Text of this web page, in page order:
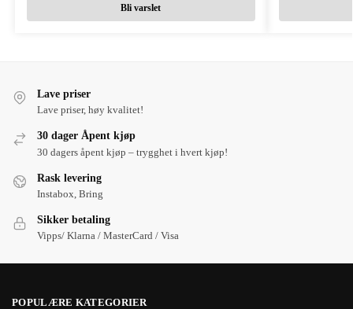
Bli varslet
Lave priser
Lave priser, høy kvalitet!
30 dager Åpent kjøp
30 dagers åpent kjøp – trygghet i hvert kjøp!
Rask levering
Instabox, Bring
Sikker betaling
Vipps/ Klarna / MasterCard / Visa
POPULÆRE KATEGORIER